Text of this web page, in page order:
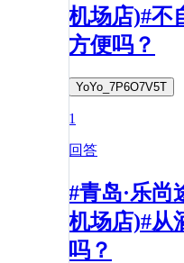
机场店)#不
方便吗？
YoYo_7P6O7V5T
1
回答
#青岛·乐
机场店)#从
吗？